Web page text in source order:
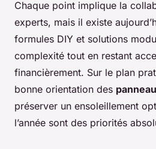
Chaque point implique la
experts, mais il existe
formules DIY et solutions
complexité tout en restant
financièrement. Sur le plan
bonne orientation des
préserver un ensoleillement
l’année sont des priorités